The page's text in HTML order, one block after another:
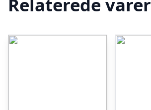
Relaterede varer